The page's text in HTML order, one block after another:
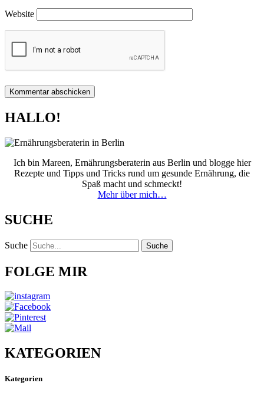
Website
HALLO!
Ich bin Mareen, Ernährungsberaterin aus Berlin und blogge hier
Rezepte und Tipps und Tricks rund um gesunde Ernährung, die
Spaß macht und schmeckt!
Mehr über mich…
SUCHE
Suche Suche
FOLGE MIR
KATEGORIEN
Kategorien